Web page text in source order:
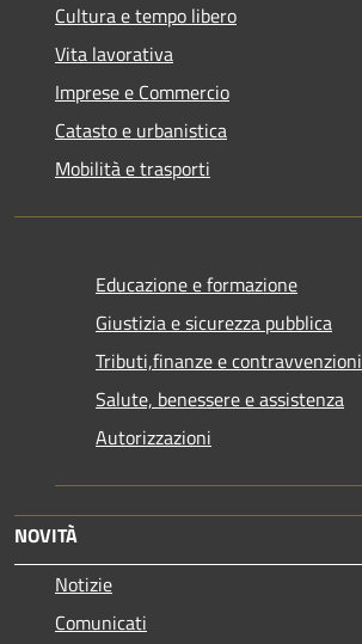
Cultura e tempo libero
Vita lavorativa
Imprese e Commercio
Catasto e urbanistica
Mobilità e trasporti
Educazione e formazione
Giustizia e sicurezza pubblica
Tributi,finanze e contravvenzioni
Salute, benessere e assistenza
Autorizzazioni
NOVITÀ
Notizie
Comunicati